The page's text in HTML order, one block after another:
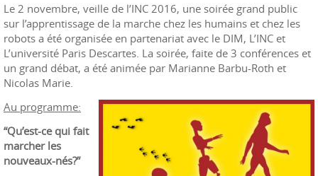
Le 2 novembre, veille de l’INC 2016, une soirée grand public
sur l’apprentissage de la marche chez les humains et chez les
robots a été organisée en partenariat avec le DIM, L’INC et
L’université Paris Descartes. La soirée, faite de 3 conférences et
un grand débat, a été animée par Marianne Barbu-Roth et
Nicolas Marie.
Au programme:
“Qu’est-ce qui fait
marcher les
nouveaux-nés?”